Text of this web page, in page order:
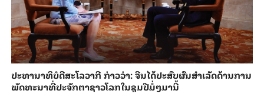
ປະ​ທາ​ນາ​ທິ​ບໍ​ດີ​ສະ​ໂລ​ວາ​ກີ ກ່າວ​ວ່າ: ຈີນ​ໄດ້​ປະ​ສົບ​ຜົ​ນ​ສຳ​ເລັດ​ດ້ານ​ການ​
ພັດ​ທະ​ນາ​ທີ່​ປະ​ຈັກ​ຕາ​ຊາວ​ໂລກ​ໃນ​ຊຸມ​ປີ​ມໍ່ໆ​ມາ​ນີ້